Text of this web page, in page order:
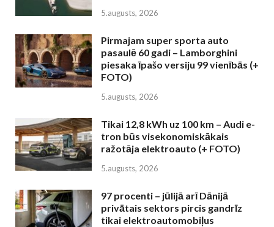
5.augusts, 2026
Pirmajam super sporta auto
pasaulē 60 gadi – Lamborghini
piesaka īpašo versiju 99 vienībās (+
FOTO)
5.augusts, 2026
Tikai 12,8 kWh uz 100 km – Audi e-
tron būs visekonomiskākais
ražotāja elektroauto (+ FOTO)
5.augusts, 2026
97 procenti – jūlijā arī Dānijā
privātais sektors pircis gandrīz
tikai elektroautomobiļus